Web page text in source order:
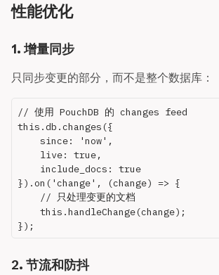
性能优化
1. 增量同步
只同步变更的部分，而不是整个数据库：
// 使用 PouchDB 的 changes feed
this.db.changes({
    since: 'now',
    live: true,
    include_docs: true
}).on('change', (change) => {
    // 只处理变更的文档
    this.handleChange(change);
2. 节流和防抖